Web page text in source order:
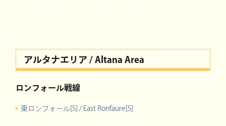
アルタナエリア / Altana Area
ロンフォール戦線
東ロンフォール[S] / East Ronfaure[S]